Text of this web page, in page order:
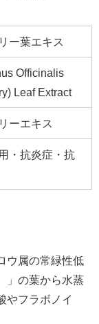
ー葉エキス
Officinalis
Leaf Extract
ーエキス
・抗炎症・抗
ウ属の常緑性低
」の葉から水蒸
やフラボノイ